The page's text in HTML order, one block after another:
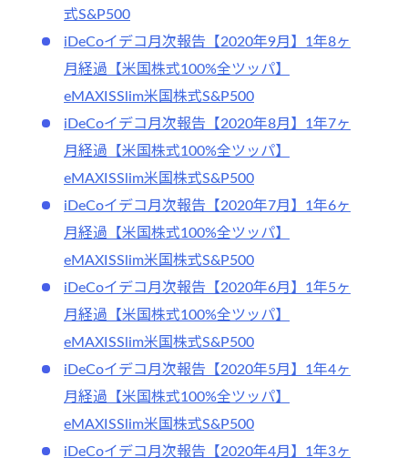
式S&P500
iDeCoイデコ月次報告【2020年9月】1年8ヶ
月経過【米国株式100%全ツッパ】
eMAXISSlim米国株式S&P500
iDeCoイデコ月次報告【2020年8月】1年7ヶ
月経過【米国株式100%全ツッパ】
eMAXISSlim米国株式S&P500
iDeCoイデコ月次報告【2020年7月】1年6ヶ
月経過【米国株式100%全ツッパ】
eMAXISSlim米国株式S&P500
iDeCoイデコ月次報告【2020年6月】1年5ヶ
月経過【米国株式100%全ツッパ】
eMAXISSlim米国株式S&P500
iDeCoイデコ月次報告【2020年5月】1年4ヶ
月経過【米国株式100%全ツッパ】
eMAXISSlim米国株式S&P500
iDeCoイデコ月次報告【2020年4月】1年3ヶ